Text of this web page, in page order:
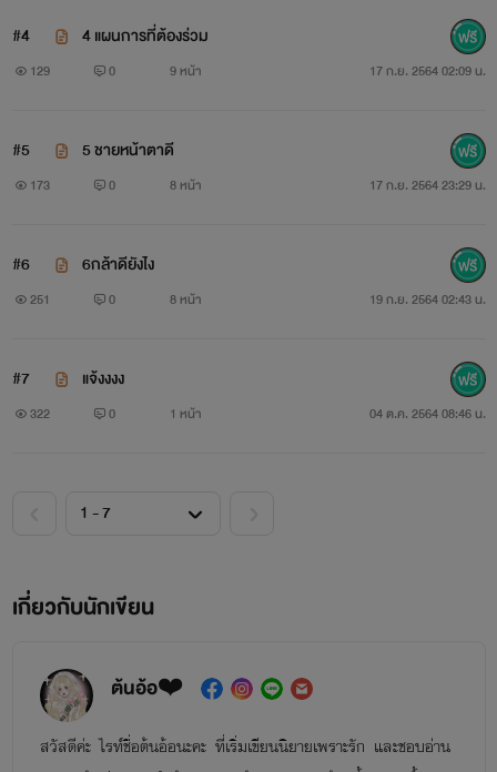
#4 4 แผนการที่ต้องร่วม
129 0 9 หน้า 17 ก.ย. 2564 02:09 น.
#5 5 ชายหน้าตาดี
173 0 8 หน้า 17 ก.ย. 2564 23:29 น.
#6 6กล้าดียังไง
251 0 8 หน้า 19 ก.ย. 2564 02:43 น.
#7 แจ้งงงง
322 0 1 หน้า 04 ต.ค. 2564 08:46 น.
เกี่ยวกับนักเขียน
ต้นอ้อ❤️
สวัสดีค่ะ ไรท์ชื่อต้นอ้อนะคะ ที่เริ่มเขียนนิยายเพราะรัก และชอบอ่าน